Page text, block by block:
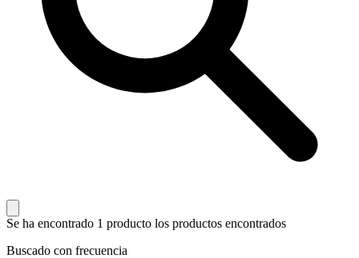
Se ha encontrado 1 producto los productos encontrados
Buscado con frecuencia